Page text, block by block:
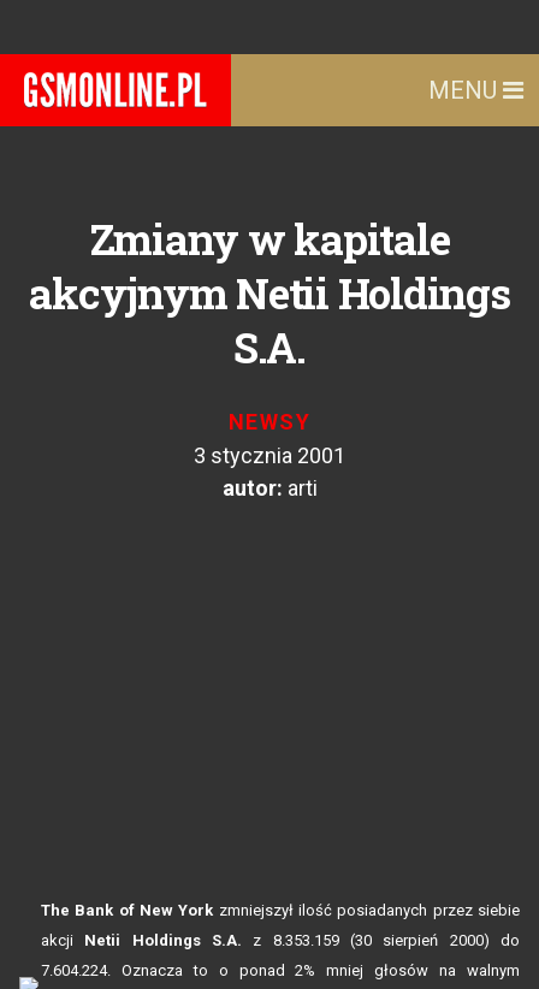
MENU
Zmiany w kapitale
akcyjnym Netii Holdings
S.A.
NEWSY
3 stycznia 2001
autor: arti
The Bank of New York zmniejszył ilość posiadanych przez siebie
akcji Netii Holdings S.A. z 8.353.159 (30 sierpień 2000) do
7.604.224. Oznacza to o ponad 2% mniej głosów na walnym